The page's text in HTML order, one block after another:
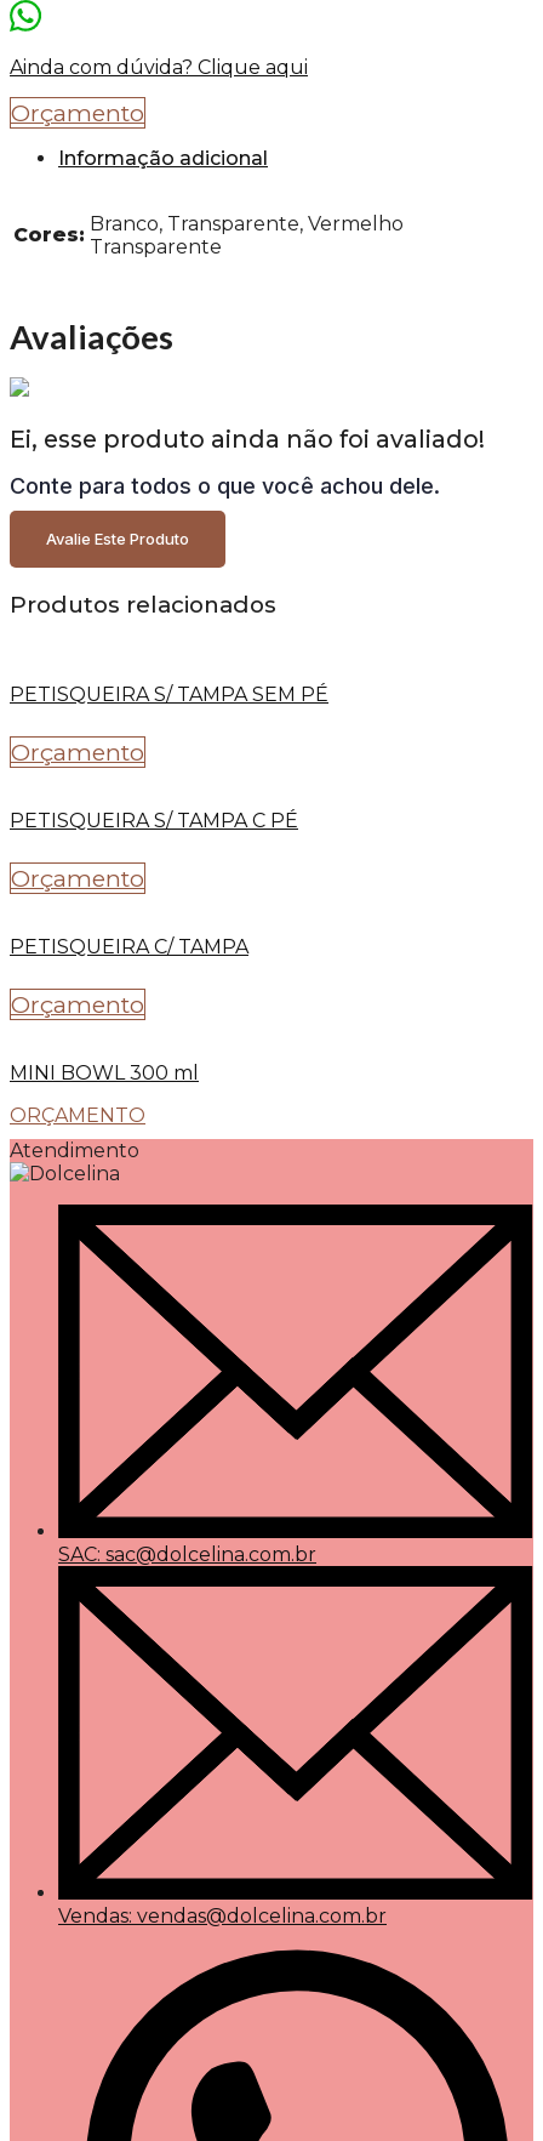
Ainda com dúvida? Clique aqui
Orçamento
Informação adicional
Cores: Branco, Transparente, Vermelho
Transparente
Avaliações
Ei, esse produto ainda não foi avaliado!
Conte para todos o que você achou dele.
Avalie Este Produto
Produtos relacionados
PETISQUEIRA S/ TAMPA SEM PÉ
Orçamento
PETISQUEIRA S/ TAMPA C PÉ
Orçamento
PETISQUEIRA C/ TAMPA
Orçamento
MINI BOWL 300 ml
ORÇAMENTO
Atendimento
SAC: sac@dolcelina.com.br
Vendas: vendas@dolcelina.com.br